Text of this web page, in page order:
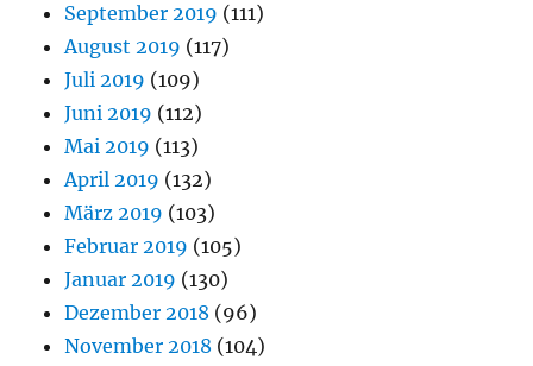
September 2019 (111)
August 2019 (117)
Juli 2019 (109)
Juni 2019 (112)
Mai 2019 (113)
April 2019 (132)
März 2019 (103)
Februar 2019 (105)
Januar 2019 (130)
Dezember 2018 (96)
November 2018 (104)